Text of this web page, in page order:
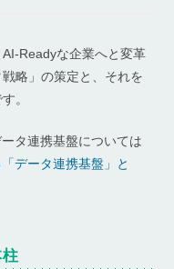
Readyな企業へと変革
略」の策定と、それを
。
タ連携基盤については
データ連携基盤」と